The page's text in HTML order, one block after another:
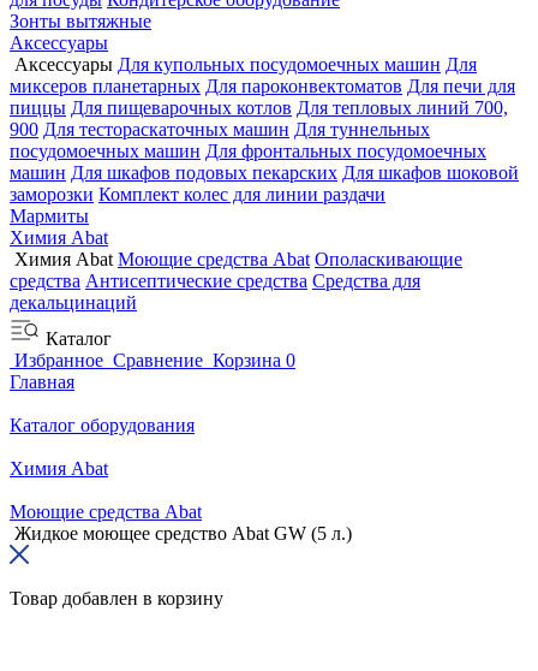
Зонты вытяжные
Аксессуары
Аксессуары Для купольных посудомоечных машин Для
миксеров планетарных Для пароконвектоматов Для печи для
пиццы Для пищеварочных котлов Для тепловых линий 700,
900 Для тестораскаточных машин Для туннельных
посудомоечных машин Для фронтальных посудомоечных
машин Для шкафов подовых пекарских Для шкафов шоковой
заморозки Комплект колес для линии раздачи
Мармиты
Химия Abat
Химия Abat Моющие средства Abat Ополаскивающие
средства Антисептические средства Средства для
декальцинаций
Каталог
Избранное Сравнение Корзина 0
Главная
Каталог оборудования
Химия Abat
Моющие средства Abat
Жидкое моющее средство Abat GW (5 л.)
Товар добавлен в корзину